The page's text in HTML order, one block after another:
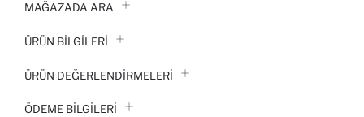
MAĞAZADA ARA
ÜRÜN BILGILERI
ÜRÜN DEĞERLENDİRMELERİ
ÖDEME BİLGİLERİ